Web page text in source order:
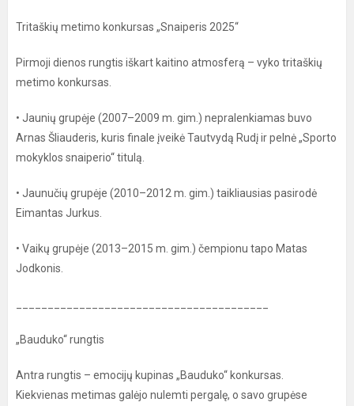
Tritaškių metimo konkursas „Snaiperis 2025“
Pirmoji dienos rungtis iškart kaitino atmosferą – vyko tritaškių
metimo konkursas.
• Jaunių grupėje (2007–2009 m. gim.) nepralenkiamas buvo
Arnas Šliauderis, kuris finale įveikė Tautvydą Rudį ir pelnė „Sporto
mokyklos snaiperio“ titulą.
• Jaunučių grupėje (2010–2012 m. gim.) taikliausias pasirodė
Eimantas Jurkus.
• Vaikų grupėje (2013–2015 m. gim.) čempionu tapo Matas
Jodkonis.
„Bauduko“ rungtis
Antra rungtis – emocijų kupinas „Bauduko“ konkursas.
Kiekvienas metimas galėjo nulemti pergalę, o savo grupėse